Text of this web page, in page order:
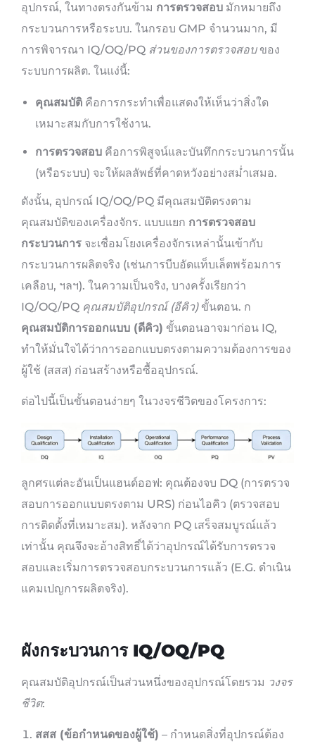
อุปกรณ์, ในทางตรงกันข้าม การตรวจสอบ มักหมายถึง
กระบวนการหรือระบบ. ในกรอบ GMP จำนวนมาก, มี
การพิจารณา IQ/OQ/PQ ส่วนของการตรวจสอบของ
ระบบการผลิต. ในแง่นี้:
คุณสมบัติ คือการกระทำเพื่อแสดงให้เห็นว่าสิ่งใด
เหมาะสมกับการใช้งาน.
การตรวจสอบ คือการพิสูจน์และบันทึกกระบวนการนั้น
(หรือระบบ) จะให้ผลลัพธ์ที่คาดหวังอย่างสม่ำเสมอ.
ดังนั้น, อุปกรณ์ IQ/OQ/PQ มีคุณสมบัติตรงตาม
คุณสมบัติของเครื่องจักร. แบบแยก การตรวจสอบ
กระบวนการ จะเชื่อมโยงเครื่องจักรเหล่านั้นเข้ากับ
กระบวนการผลิตจริง (เช่นการบีบอัดแท็บเล็ตพร้อมการ
เคลือบ, ฯลฯ). ในความเป็นจริง, บางครั้งเรียกว่า
IQ/OQ/PQ คุณสมบัติอุปกรณ์ (อีคิว)ขั้นตอน. ก
คุณสมบัติการออกแบบ (ดีคิว) ขั้นตอนอาจมาก่อน IQ,
ทำให้มั่นใจได้ว่าการออกแบบตรงตามความต้องการของ
ผู้ใช้ (สสส) ก่อนสร้างหรือซื้ออุปกรณ์.
ต่อไปนี้เป็นขั้นตอนง่ายๆ ในวงจรชีวิตของโครงการ:
ลูกศรแต่ละอันเป็นแฮนด์ออฟ: คุณต้องจบ DQ (การตรวจ
สอบการออกแบบตรงตาม URS) ก่อนไอคิว (ตรวจสอบ
การติดตั้งที่เหมาะสม). หลังจาก PQ เสร็จสมบูรณ์แล้ว
เท่านั้น คุณจึงจะอ้างสิทธิ์ได้ว่าอุปกรณ์ได้รับการตรวจ
สอบและเริ่มการตรวจสอบกระบวนการแล้ว (E.G. ดำเนิน
แคมเปญการผลิตจริง).
ผังกระบวนการ IQ/OQ/PQ
คุณสมบัติอุปกรณ์เป็นส่วนหนึ่งของอุปกรณ์โดยรวม วงจร
ชีวิต:
สสส (ข้อกำหนดของผู้ใช้) – กำหนดสิ่งที่อุปกรณ์ต้อง